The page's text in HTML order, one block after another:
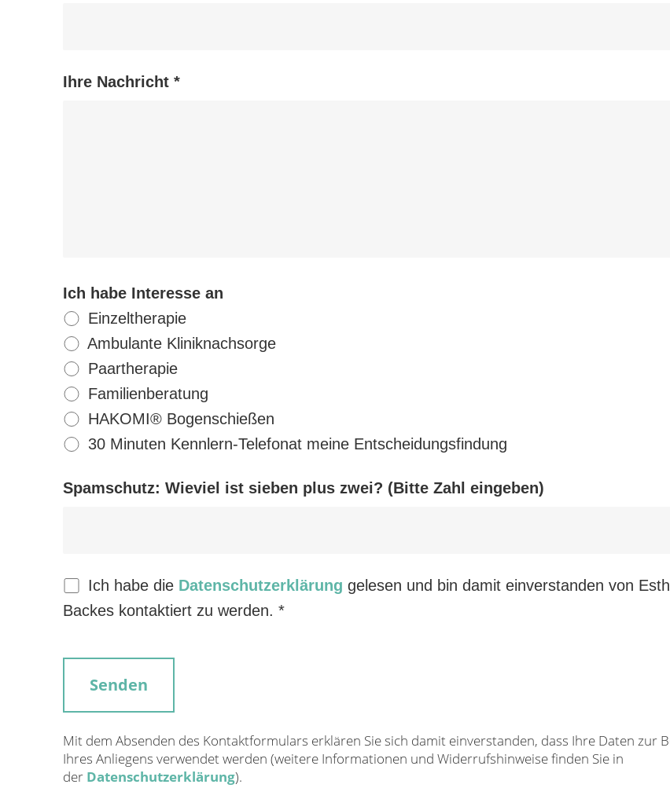
Ihre Nachricht *
Ich habe Interesse an
Einzeltherapie
Ambulante Kliniknachsorge
Paartherapie
Familienberatung
HAKOMI® Bogenschießen
30 Minuten Kennlern-Telefonat meine Entscheidungsfindung
Spamschutz: Wieviel ist sieben plus zwei? (Bitte Zahl eingeben)
Ich habe die Datenschutzerklärung gelesen und bin damit einverstanden von
Backes kontaktiert zu werden. *
Mit dem Absenden des Kontaktformulars erklären Sie sich damit einverstanden, dass Ihre Daten zur
Ihres Anliegens verwendet werden (weitere Informationen und Widerrufshinweise finden Sie in
der Datenschutzerklärung).